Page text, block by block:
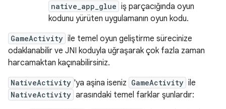
native_app_glue iş parçacığında oyun
kodunu yürüten uygulamanın oyun kodu.
GameActivity ile temel oyun geliştirme sürecinize
odaklanabilir ve JNI koduyla uğraşarak çok fazla zaman
harcamaktan kaçınabilirsiniz.
NativeActivity 'ya aşina iseniz GameActivity ile
NativeActivity arasındaki temel farklar şunlardır: